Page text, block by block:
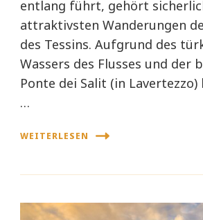
entlang führt, gehört
attraktivsten Wanderungen
des Tessins. Aufgrund des
Wassers des Flusses und der
Ponte dei Salit (in Lavertezzo)
…
WEITERLESEN